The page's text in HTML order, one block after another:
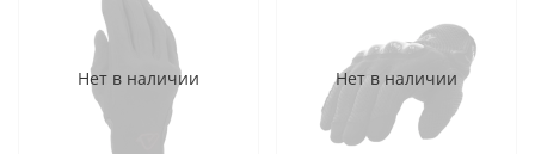
Нет в наличии Нет в наличии